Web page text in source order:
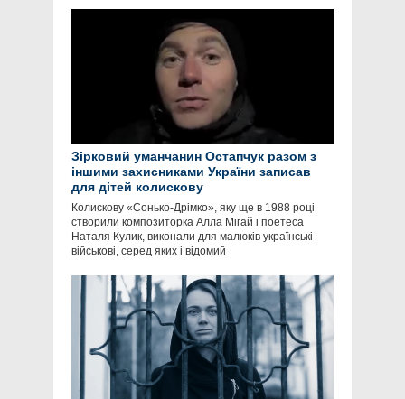
Зірковий уманчанин Остапчук разом з
іншими захисниками України записав
для дітей колискову
Колискову «Сонько-Дрімко», яку ще в 1988 році
створили композиторка Алла Мігай і поетеса
Наталя Кулик, виконали для малюків українські
військові, серед яких і відомий